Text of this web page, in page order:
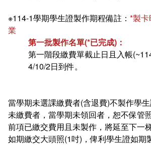
電算中心
圖書館
會計室
各單位意見信箱
教師意見信箱
諮詢信箱
影音資訊
※114-1學期學生證製作期程備註： *製
業
第一批製作名單(*已完成)：
第一階段繳費單截止日且入帳
4/10/2日到件。
當學期未選課繳費者(含退費)不製作學
未繳費者，當學期未領回者，恕不保管照
前項已繳交費用且未製作，將延至下一
如期繳交大頭照(1吋)，俾利學生證如期